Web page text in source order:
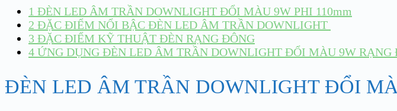
1 ĐÈN LED ÂM TRẦN DOWNLIGHT ĐỔI MÀU 9W PHI 110mm
2 ĐẶC ĐIỂM NỔI BẬC ĐÈN LED ÂM TRẦN DOWNLIGHT
3 ĐẶC ĐIỂM KỸ THUẬT ĐÈN RẠNG ĐÔNG
4 ỨNG DỤNG ĐÈN LED ÂM TRẦN DOWNLIGHT ĐỔI MÀU 9W RẠNG
ĐÈN LED ÂM TRẦN DOWNLIGHT ĐỔI